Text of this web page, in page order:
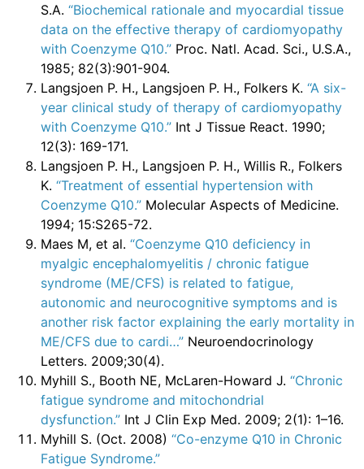
S.A. “Biochemical rationale and myocardial tissue
data on the effective therapy of cardiomyopathy
with Coenzyme Q10.” Proc. Natl. Acad. Sci., U.S.A.,
1985; 82(3):901-904.
Langsjoen P. H., Langsjoen P. H., Folkers K. “A six-
year clinical study of therapy of cardiomyopathy
with Coenzyme Q10.” Int J Tissue React. 1990;
12(3): 169-171.
Langsjoen P. H., Langsjoen P. H., Willis R., Folkers
K. “Treatment of essential hypertension with
Coenzyme Q10.” Molecular Aspects of Medicine.
1994; 15:S265-72.
Maes M, et al. “Coenzyme Q10 deficiency in
myalgic encephalomyelitis / chronic fatigue
syndrome (ME/CFS) is related to fatigue,
autonomic and neurocognitive symptoms and is
another risk factor explaining the early mortality in
ME/CFS due to cardi…” Neuroendocrinology
Letters. 2009;30(4).
Myhill S., Booth NE, McLaren-Howard J. “Chronic
fatigue syndrome and mitochondrial
dysfunction.” Int J Clin Exp Med. 2009; 2(1): 1–16.
Myhill S. (Oct. 2008) “Co-enzyme Q10 in Chronic
Fatigue Syndrome.”